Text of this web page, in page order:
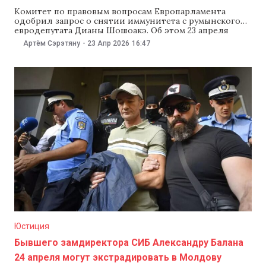
Комитет по правовым вопросам Европарламента
одобрил запрос о снятии иммунитета с румынского
евродепутата Дианы Шошоакэ. Об этом 23 апреля
сообщили румынские СМИ со ссылкой на источники.
По данным G4Media, решение поддержали 17 членов
было. Теперь Европарламент обсудит доклад
комиссии на пленарном заседании 27 апреля.
Артём Сэрэтяну - 23 Апр 2026 16:47
Юстиция
Бывшего замдиректора СИБ Александру Балана
24 апреля могут экстрадировать в Молдову